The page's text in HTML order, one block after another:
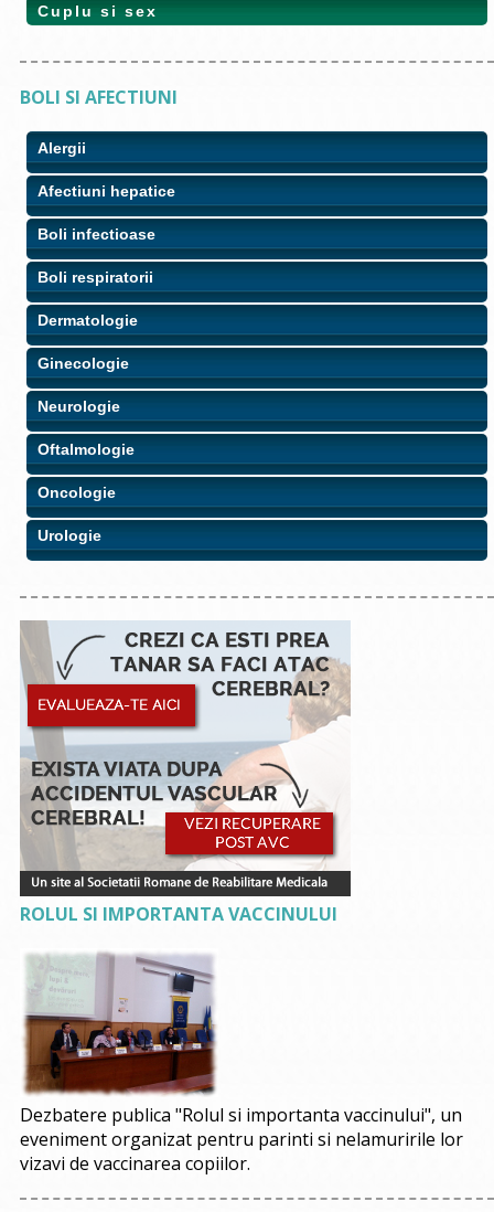
Cuplu si sex
BOLI SI AFECTIUNI
Alergii
Afectiuni hepatice
Boli infectioase
Boli respiratorii
Dermatologie
Ginecologie
Neurologie
Oftalmologie
Oncologie
Urologie
ROLUL SI IMPORTANTA VACCINULUI
Dezbatere publica "Rolul si importanta vaccinului", un
eveniment organizat pentru parinti si nelamuririle lor
vizavi de vaccinarea copiilor.